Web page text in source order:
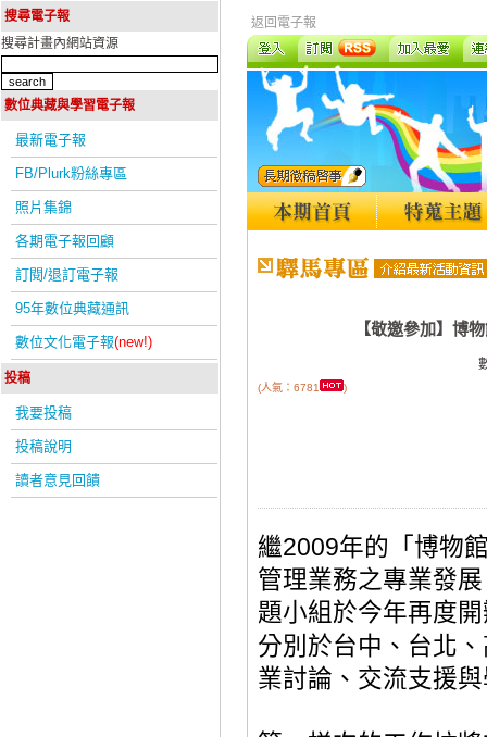
搜尋電子報
搜尋計畫內網站資源
數位典藏與學習電子報
最新電子報
FB/Plurk粉絲專區
照片集錦
各期電子報回顧
訂閱/退訂電子報
95年數位典藏通訊
數位文化電子報(new!)
投稿
我要投稿
投稿說明
讀者意見回饋
返回電子報
【敬邀參加】博
(人氣：6781 )
繼2009年的「博物
管理業務之專業發
題小組於今年再度
分別於台中、台北
業討論、交流支援